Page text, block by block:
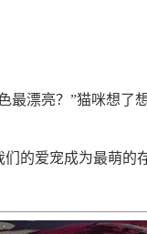
漂亮？”猫咪想
的爱宠成为最萌